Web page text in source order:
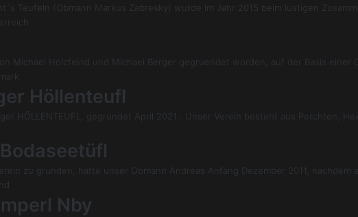
Teufeln (Obmann Markus Zabresky) wurde im Jahr 2015 beim lustigen
Michael Holzfeind und Michael Berger gegruendet worden, auf der Basis einer
Höllenteufl
HÖLLENTEUFL, gegründet April 2021 . Unser Verein besteht aus Perchten,
zu gründen, hatte unser Obmann Andreas Anfang Dezember 2011,
Nby